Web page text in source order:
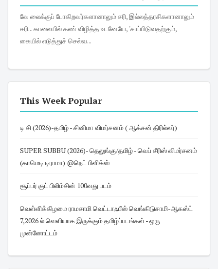
வே லைக்குப் போகிறவர்களானாலும் சரி, இல்லத்தரசிகளானாலும்
சரி... காலையில் கண் விழித்த உடனேயே, 'சாப்பிடுவதற்கும்,
கையில் எடுத்துச் செல்வ...
This Week Popular
டி சி (2026)-தமிழ் - சினிமா விமர்சனம் ( ஆக்சன் திரில்லர்)
SUPER SUBBU (2026)- தெலுங்கு/தமிழ் - வெப் சீரிஸ் விமர்சனம்
(காமெடி டிராமா) @நெட் பிளிக்ஸ்
சூப்பர் குட் பிலிம்சின் 100வது படம்
வெள்ளிக்கிழமை ராமசாமி வெட்டாஃபீஸ் வெங்கிடுசாமி-ஆகஸ்ட்
7,2026 ல் வெளியாக இருக்கும் தமிழ்ப்படங்கள் - ஒரு
முன்னோட்டம்